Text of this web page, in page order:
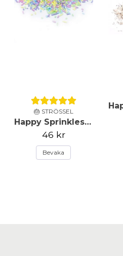
🎂 STRÖSSEL
Happy Sprinkles - Strössel -Pastel Strands - 90g
46 kr
Bevaka